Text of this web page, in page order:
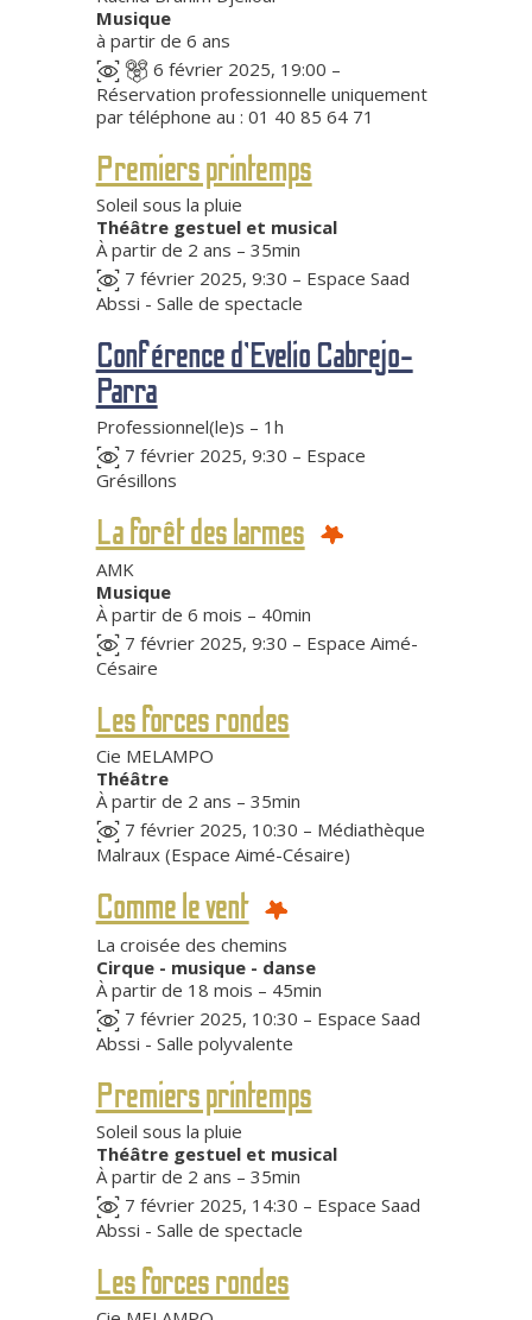
Musique
à partir de 6 ans
6 février 2025, 19:00 –
Réservation professionnelle uniquement
par téléphone au : 01 40 85 64 71
Premiers printemps
Soleil sous la pluie
Théâtre gestuel et musical
À partir de 2 ans – 35min
7 février 2025, 9:30 – Espace Saad
Abssi - Salle de spectacle
Conférence d’Evelio Cabrejo-
Parra
Professionnel(le)s – 1h
7 février 2025, 9:30 – Espace
Grésillons
La forêt des larmes
AMK
Musique
À partir de 6 mois – 40min
7 février 2025, 9:30 – Espace Aimé-
Césaire
Les forces rondes
Cie MELAMPO
Théâtre
À partir de 2 ans – 35min
7 février 2025, 10:30 – Médiathèque
Malraux (Espace Aimé-Césaire)
Comme le vent
La croisée des chemins
Cirque - musique - danse
À partir de 18 mois – 45min
7 février 2025, 10:30 – Espace Saad
Abssi - Salle polyvalente
Premiers printemps
Soleil sous la pluie
Théâtre gestuel et musical
À partir de 2 ans – 35min
7 février 2025, 14:30 – Espace Saad
Abssi - Salle de spectacle
Les forces rondes